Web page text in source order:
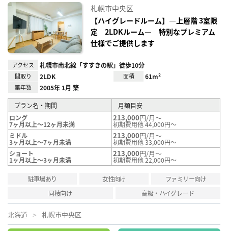
録
札幌市中央区
【ハイグレードルーム】―上層階 3室限
定 2LDKルーム― 特別なプレミアム
仕様でご提供します
アクセス 札幌市南北線「すすきの駅」徒歩10分
間取り 2LDK 面積 61m²
築年数 2005年 1月 築
プラン名・期間
月額目安
ロング
7ヶ月以上～12ヶ月未満
213,000円/月～
初期費用他 44,000円～
ミドル
3ヶ月以上～7ヶ月未満
213,000円/月～
初期費用他 33,000円～
ショート
1ヶ月以上～3ヶ月未満
213,000円/月～
初期費用他 22,000円～
駐車場あり 女性向け
ファミリー向け
同棲向け
高級・ハイグレード
北海道 札幌市中央区